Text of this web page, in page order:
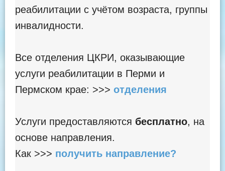
реабилитации с учётом возраста, группы
инвалидности.
Все отделения ЦКРИ, оказывающие
услуги реабилитации в Перми и
Пермском крае: >>> отделения
Услуги предоставляются бесплатно, на
основе направления.
Как >>> получить направление?